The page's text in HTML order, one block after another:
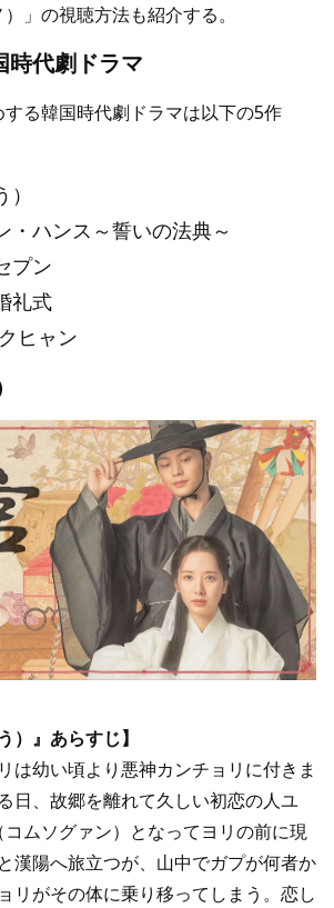
」の視聴方法も紹介する。
時代劇ドラマ
る韓国時代劇ドラマは以下の5作
・ハンス～誓いの法典～
プン
礼式
ヒャン
）』あらすじ】
は幼い頃より悪神カンチョリに付きま
日、故郷を離れて久しい初恋の人ユ
コムソグァン）となってヨリの前に現
漢陽へ旅立つが、山中でガプが何者か
リがその体に乗り移ってしまう。恋し